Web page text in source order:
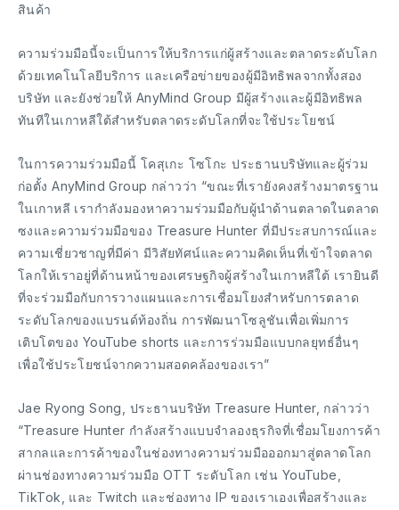
สินค้า
ความร่วมมือนี้จะเป็นการให้บริการแก่ผู้สร้างและตลาดระดับโลก
ด้วยเทคโนโลยีบริการ และเครือข่ายของผู้มีอิทธิพลจากทั้งสอง
บริษัท และยังช่วยให้ AnyMind Group มีผู้สร้างและผู้มีอิทธิพล
ทันทีในเกาหลีใต้สำหรับตลาดระดับโลกที่จะใช้ประโยชน์
ในการความร่วมมือนี้ โคสุเกะ โซโกะ ประธานบริษัทและผู้ร่วม
ก่อตั้ง AnyMind Group กล่าวว่า “ขณะที่เรายังคงสร้างมาตรฐาน
ในเกาหลี เรากำลังมองหาความร่วมมือกับผู้นำด้านตลาดในตลาด
ซงและความร่วมมือของ Treasure Hunter ที่มีประสบการณ์และ
ความเชี่ยวชาญที่มีค่า มีวิสัยทัศน์และความคิดเห็นที่เข้าใจตลาด
โลกให้เราอยู่ที่ด้านหน้าของเศรษฐกิจผู้สร้างในเกาหลีใต้ เรายินดี
ที่จะร่วมมือกับการวางแผนและการเชื่อมโยงสำหรับการตลาด
ระดับโลกของแบรนด์ท้องถิ่น การพัฒนาโซลูชันเพื่อเพิ่มการ
เติบโตของ YouTube shorts และการร่วมมือแบบกลยุทธ์อื่นๆ
เพื่อใช้ประโยชน์จากความสอดคล้องของเรา”
Jae Ryong Song, ประธานบริษัท Treasure Hunter, กล่าวว่า
“Treasure Hunter กำลังสร้างแบบจำลองธุรกิจที่เชื่อมโยงการค้า
สากลและการค้าของในช่องทางความร่วมมือออกมาสู่ตลาดโลก
ผ่านช่องทางความร่วมมือ OTT ระดับโลก เช่น YouTube,
TikTok, และ Twitch และช่องทาง IP ของเราเองเพื่อสร้างและ